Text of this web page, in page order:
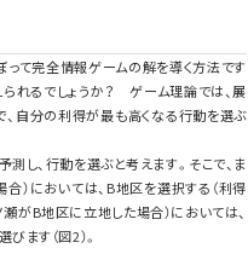
って完全情報ゲームの解を導く方法です
られるでしょうか？ ゲーム理論では、展
自分の利得が最も高くなる行動を選ぶ
し、行動を選ぶと考えます。そこで、ま
）においては、B地区を選択する（利得
がB地区に立地した場合）においては、
ます（図2）。